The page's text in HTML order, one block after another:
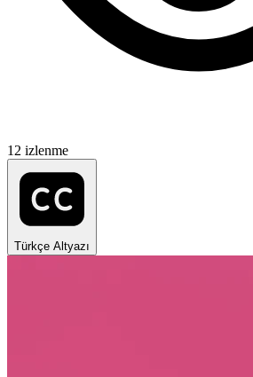
12 izlenme
Türkçe Altyazı